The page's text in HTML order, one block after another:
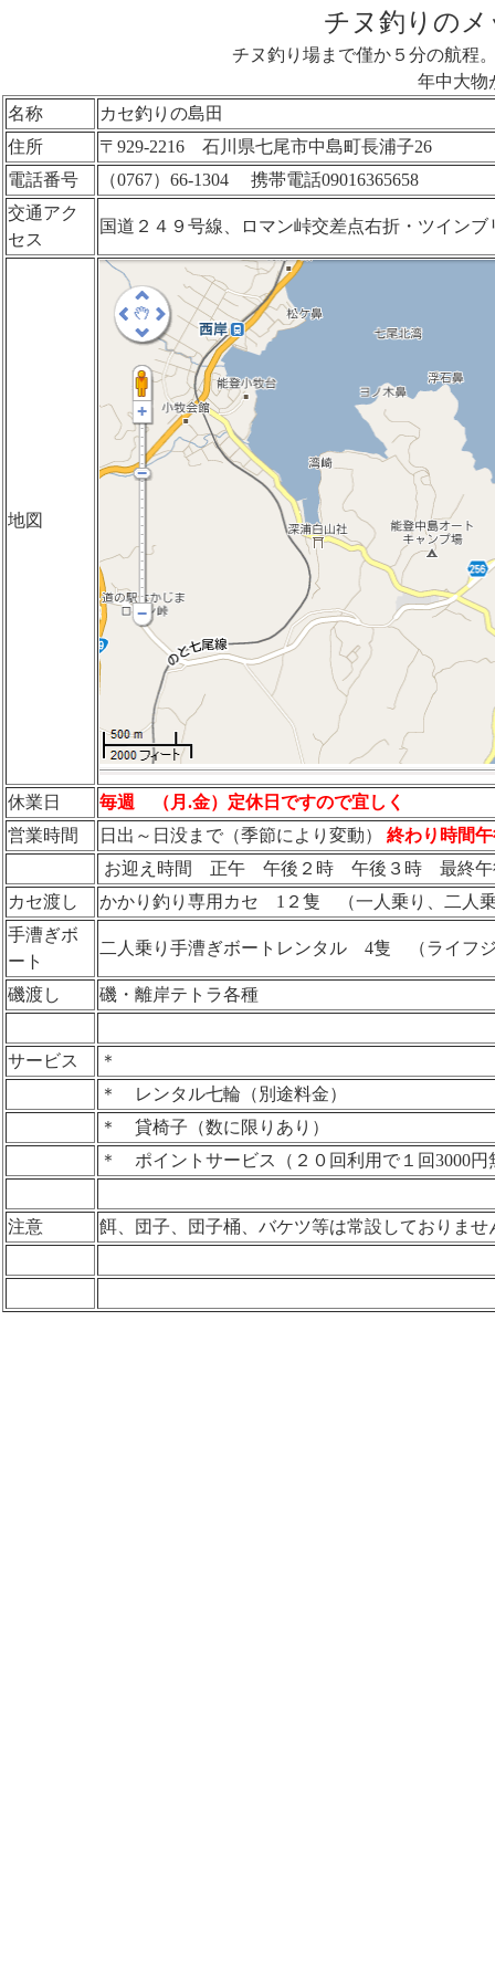
チヌ釣りの
チヌ釣り場まで僅か５分の航程
年中大物
名称
カセ釣りの島田
住所
〒929-2216 石川県七尾市中島町長浦子26
電話番号
（0767）66-1304 携帯電話09016365658
交通アク
セス
国道２４９号線、ロマン峠交差点右折・ツイン
地図
休業日
毎週 （月.金）定休日ですので宜しく
営業時間
日出～日没まで（季節により変動） 終わり時間
お迎え時間 正午 午後２時 午後３時 最終午
カセ渡し
かかり釣り専用カセ 1２隻 （一人乗り、二人
手漕ぎボ
ート
二人乗り手漕ぎボートレンタル 4隻 （ライフ
磯渡し 磯・離岸テトラ各種
サービス
＊
＊ レンタル七輪（別途料金）
＊ 貸椅子（数に限りあり）
＊ ポイントサービス（２０回利用で１回3000円
注意 餌、団子、団子桶、バケツ等は常設しておりま